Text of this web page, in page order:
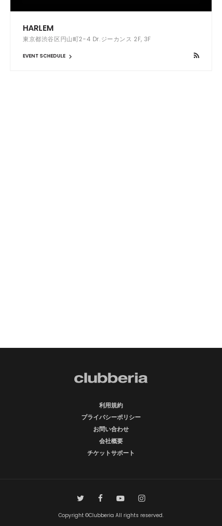
HARLEM
東京都渋谷区円山町2-4 Dr.ジーカンス 2F, 3F
EVENT SCHEDULE
利用規約
プライバシーポリシー
お問い合わせ
会社概要
チケットサポート
Copyright ©Clubberia All rights reserved.